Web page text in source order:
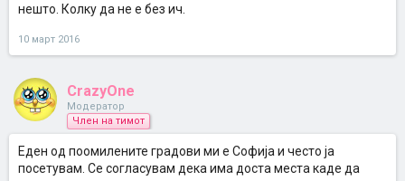
нешто. Колку да не е без ич.
10 март 2016
CrazyOne
Модератор
Член на тимот
Еден од поомилените градови ми е Софиjа и често ja
посетувам. Се согласувам дека има доста места каде да